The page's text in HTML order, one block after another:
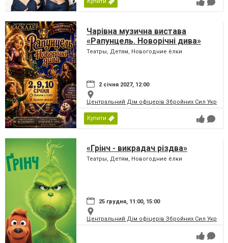
Чарівна музична вистава
«Рапунцель. Новорічні дива»
Театры, Детям, Новогодние ёлки
2 січня 2027, 12:00
Центральний Дім офіцерів Збройних Сил
Купити
«Грінч - викрадач різдва»
Театры, Детям, Новогодние ёлки
25 грудня, 11:00, 15:00
Центральний Дім офіцерів Збройних Сил